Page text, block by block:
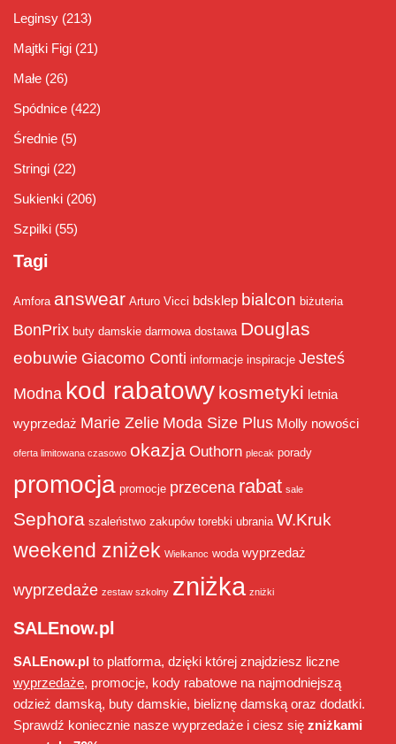
Leginsy (213)
Majtki Figi (21)
Małe (26)
Spódnice (422)
Średnie (5)
Stringi (22)
Sukienki (206)
Szpilki (55)
Tagi
Amfora answear Arturo Vicci bdsklep bialcon biżuteria
BonPrix buty damskie darmowa dostawa Douglas
eobuwie Giacomo Conti informacje inspiracje Jesteś
Modna kod rabatowy kosmetyki letnia
wyprzedaż Marie Zelie Moda Size Plus Molly nowości
oferta limitowana czasowo okazja Outhorn plecak porady
promocja promocje przecena rabat sale
Sephora szaleństwo zakupów torebki ubrania W.Kruk
weekend zniżek Wielkanoc woda wyprzedaż
wyprzedaże zestaw szkolny zniżka zniżki
SALEnow.pl
SALEnow.pl to platforma, dzięki której znajdziesz liczne
wyprzedaże, promocje, kody rabatowe na najmodniejszą
odzież damską, buty damskie, bieliznę damską oraz dodatki.
Sprawdź koniecznie nasze wyprzedaże i ciesz się zniżkami